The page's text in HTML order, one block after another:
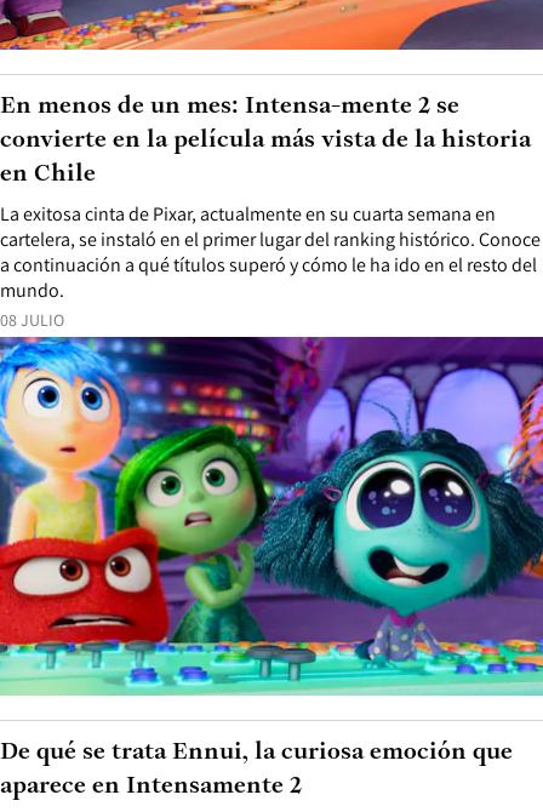
08 JULIO
La exitosa cinta de Pixar, actualmente en su cuarta semana en
cartelera, se instaló en el primer lugar del ranking histórico. Conoce
a continuación a qué títulos superó y cómo le ha ido en el resto del
mundo.
En menos de un mes: Intensa-mente 2 se
convierte en la película más vista de la historia
en Chile
De qué se trata Ennui, la curiosa emoción que
aparece en Intensamente 2